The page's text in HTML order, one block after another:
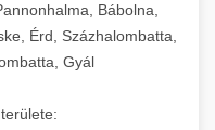
Bábolna,
Érd, Százhalombatta,
Gyál